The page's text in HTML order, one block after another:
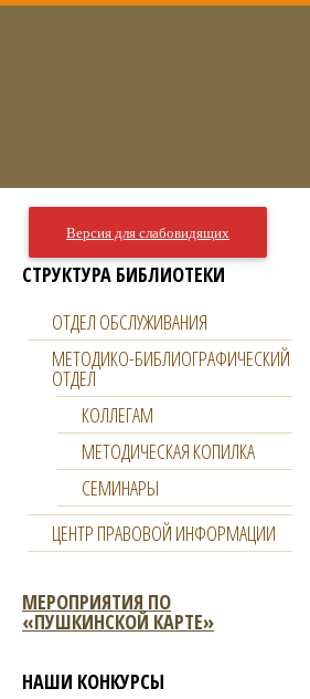
Версия для слабовидящих
СТРУКТУРА БИБЛИОТЕКИ
ОТДЕЛ ОБСЛУЖИВАНИЯ
МЕТОДИКО-БИБЛИОГРАФИЧЕСКИЙ
ОТДЕЛ
КОЛЛЕГАМ
МЕТОДИЧЕСКАЯ КОПИЛКА
СЕМИНАРЫ
ЦЕНТР ПРАВОВОЙ ИНФОРМАЦИИ
МЕРОПРИЯТИЯ ПО
«ПУШКИНСКОЙ КАРТЕ»
НАШИ КОНКУРСЫ